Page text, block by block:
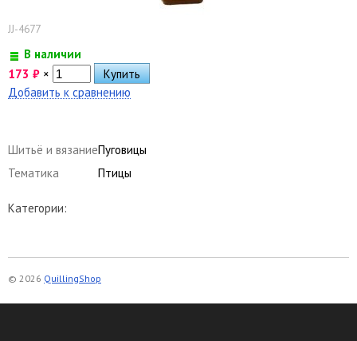
JJ-4677
В наличии
173 ₽ ×
Добавить к сравнению
Шитьё и вязаниеПуговицы
Тематика
Птицы
Категории:
© 2026 QuillingShop